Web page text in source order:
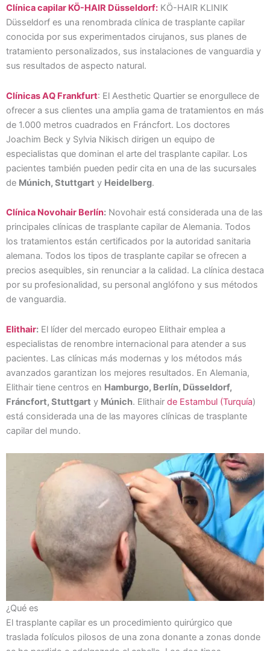
Clínica capilar KÖ-HAIR Düsseldorf: KÖ-HAIR KLINIK
Düsseldorf es una renombrada clínica de trasplante capilar
conocida por sus experimentados cirujanos, sus planes de
tratamiento personalizados, sus instalaciones de vanguardia y
sus resultados de aspecto natural.
Clínicas AQ Frankfurt: El Aesthetic Quartier se enorgullece de
ofrecer a sus clientes una amplia gama de tratamientos en más
de 1.000 metros cuadrados en Fráncfort. Los doctores
Joachim Beck y Sylvia Nikisch dirigen un equipo de
especialistas que dominan el arte del trasplante capilar. Los
pacientes también pueden pedir cita en una de las sucursales
de Múnich, Stuttgart y Heidelberg.
Clínica Novohair Berlín: Novohair está considerada una de las
principales clínicas de trasplante capilar de Alemania. Todos
los tratamientos están certificados por la autoridad sanitaria
alemana. Todos los tipos de trasplante capilar se ofrecen a
precios asequibles, sin renunciar a la calidad. La clínica destaca
por su profesionalidad, su personal anglófono y sus métodos
de vanguardia.
Elithair: El líder del mercado europeo Elithair emplea a
especialistas de renombre internacional para atender a sus
pacientes. Las clínicas más modernas y los métodos más
avanzados garantizan los mejores resultados. En Alemania,
Elithair tiene centros en Hamburgo, Berlín, Düsseldorf,
Fráncfort, Stuttgart y Múnich. Elithair de Estambul (Turquía)
está considerada una de las mayores clínicas de trasplante
capilar del mundo.
¿Qué es
El trasplante capilar es un procedimiento quirúrgico que
traslada folículos pilosos de una zona donante a zonas donde